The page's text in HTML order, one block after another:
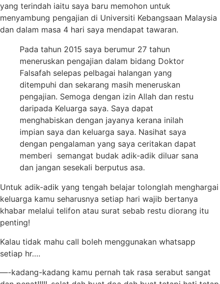
yang terindah iaitu saya baru memohon untuk
menyambung pengajian di Universiti Kebangsaan Malaysia
dan dalam masa 4 hari saya mendapat tawaran.
Pada tahun 2015 saya berumur 27 tahun
meneruskan pengajian dalam bidang Doktor
Falsafah selepas pelbagai halangan yang
ditempuhi dan sekarang masih meneruskan
pengajian. Semoga dengan izin Allah dan restu
daripada Keluarga saya. Saya dapat
menghabiskan dengan jayanya kerana inilah
impian saya dan keluarga saya. Nasihat saya
dengan pengalaman yang saya ceritakan dapat
memberi semangat budak adik-adik diluar sana
dan jangan sesekali berputus asa.
Untuk adik-adik yang tengah belajar tolonglah menghargai
keluarga kamu seharusnya setiap hari wajib bertanya
khabar melalui telifon atau surat sebab restu diorang itu
penting!
Kalau tidak mahu call boleh menggunakan whatsapp
setiap hr….
—-kadang-kadang kamu pernah tak rasa serabut sangat